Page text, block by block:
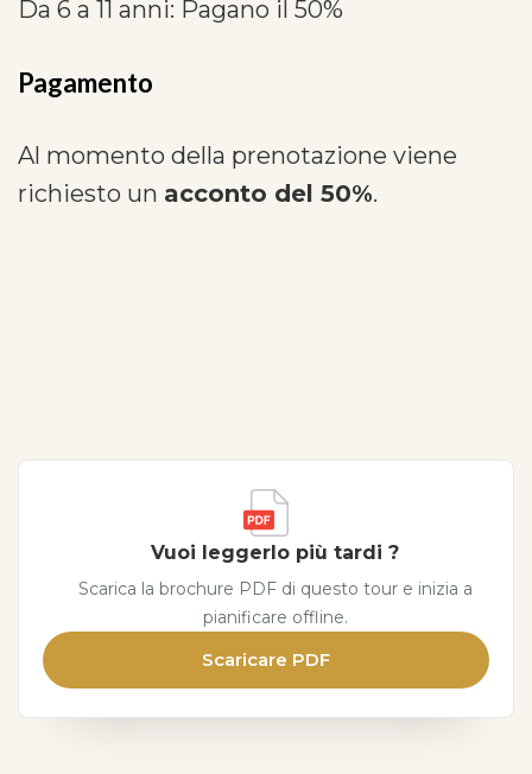
Da 6 a 11 anni: Pagano il 50%
Pagamento
Al momento della prenotazione viene
richiesto un acconto del 50%.
Vuoi leggerlo più tardi ?
Scarica la brochure PDF di questo tour e inizia a
pianificare offline.
Scaricare PDF